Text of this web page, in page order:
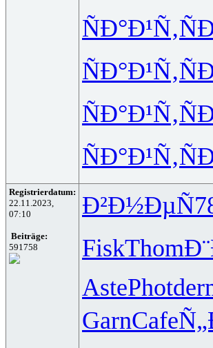
ÑÐ°Ð¹Ñ‚
ÑÐ°Ð¹Ñ‚
ÑÐ°Ð¹Ñ‚
ÑÐ°Ð¹Ñ‚
Registrierdatum:
22.11.2023,
07:10
Beiträge:
591758
Ð²Ð½ÐµÑ
FiskThom
AstePhot
GarnCafe